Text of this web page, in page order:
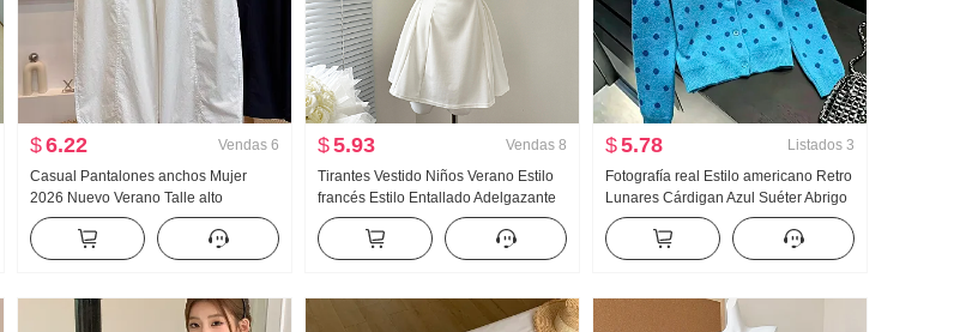
$6.22 Vendas 6
Casual Pantalones anchos Mujer
2026 Nuevo Verano Talle alto
Adelgazante Talla grande Petite
Sencillo Holgado Nueve puntos
Machete Pantalones
$5.93 Vendas 8
Tirantes Vestido Niños Verano Estilo
francés Estilo Entallado Adelgazante
Vestido sin mangas Minifalda
$5.78 Listados 3
Fotografía real Estilo americano Retro
Lunares Cárdigan Azul Suéter Abrigo
para mujer Otoño Nuevo HOLGAZÁN
Viento Suéter de punto Top ins